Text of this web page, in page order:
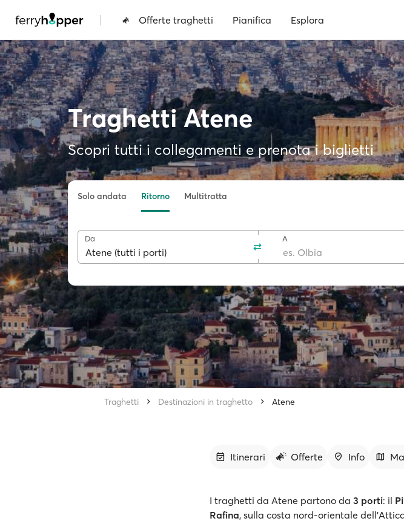
| Offerte traghetti Pianifica Esplora
Traghetti Atene
Scopri tutti i collegamenti e prenota i biglietti
Solo andata Ritorno Multitratta
Da A
Traghetti Destinazioni in traghetto Atene
Itinerari Offerte Info
I traghetti da Atene partono da 3 porti: il
Rafina, sulla costa nord-orientale